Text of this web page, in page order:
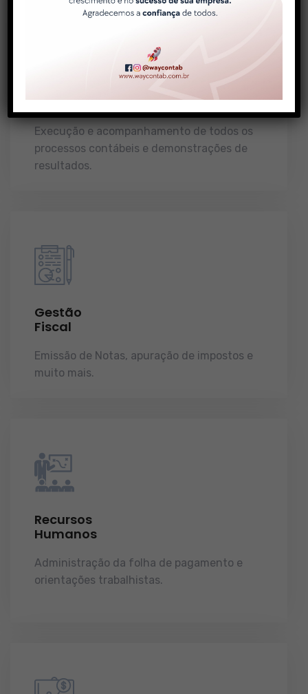
Contábil
Execução e acompanhamento de todos os
processos contábeis e demonstrações de
resultados.
Gestão
Fiscal
Emissão de Notas, apuração de impostos e
muito mais.
Recursos
Humanos
Administração da folha de pagamento e
orientações trabalhistas.